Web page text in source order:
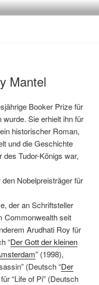
Mantel
Booker Prize für
wurde. Sie erhielt ihn für
historischer Roman,
und die Geschichte
Tudor-Königs war,
Nobelpreisträger für
der an Schriftsteller
Commonwealth seit
Arudhati Roy für
“Der Gott der kleinen
” (1998),
(Deutsch “Der
“Life of Pi” (Deutsch